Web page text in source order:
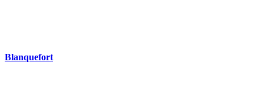
Blanquefort